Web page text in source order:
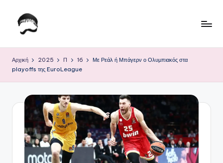
Μετάβαση
ο
Κ
Αρχική 2025 Π 16
Με Ρεάλ ή Μπάγερν ο Ολυμπιακός στα
playoffs της EuroLeague